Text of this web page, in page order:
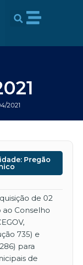
2021
Pregão
de 02
Conselho
735) e
para
de